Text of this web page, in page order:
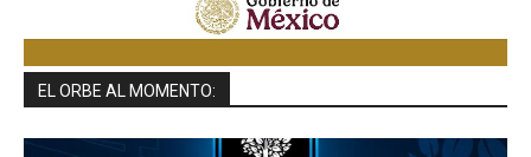
EL ORBE AL MOMENTO: